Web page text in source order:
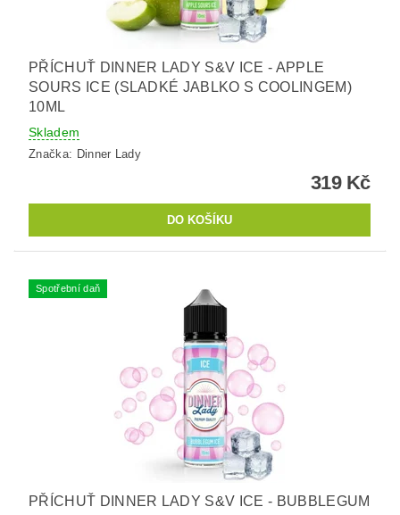
PŘÍCHUŤ DINNER LADY S&V ICE - APPLE
SOURS ICE (SLADKÉ JABLKO S COOLINGEM)
10ML
Skladem
Značka: Dinner Lady
319 Kč
Spotřební daň
PŘÍCHUŤ DINNER LADY S&V ICE - BUBBLEGUM